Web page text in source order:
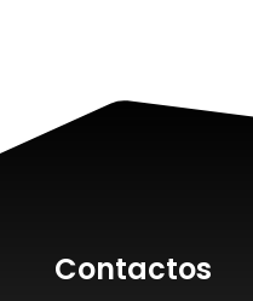
Contactos